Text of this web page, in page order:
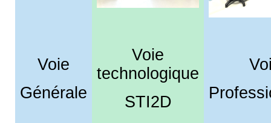
Voie
Générale
Voie
technologique
STI2D